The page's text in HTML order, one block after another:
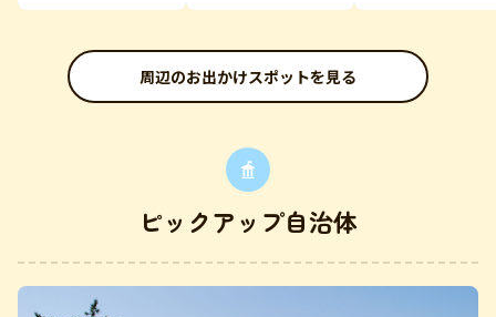
周辺のお出かけスポットを見る
ピックアップ自治体